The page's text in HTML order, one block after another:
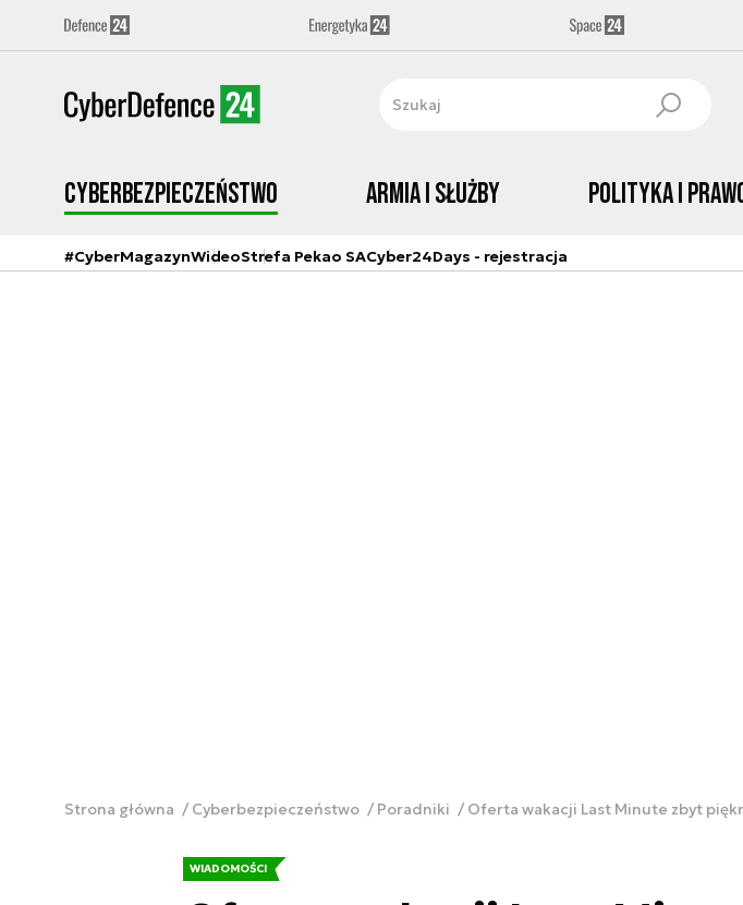
Cyberbezpieczeństwo Armia i Służby Polityka i
#CyberMagazynWideoStrefa Pekao SACyber24Days - rejestracja
Strona główna Cyberbezpieczeństwo Poradniki Oferta wakacji Last Minute zbyt
WIADOMOŚCI